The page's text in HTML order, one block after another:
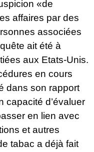
«de
affaires par des
associées
ait été à
aux Etats-Unis.
en cours
dans son rapport
capacité d’évaluer
en lien avec
et autres
tabac a déjà fait